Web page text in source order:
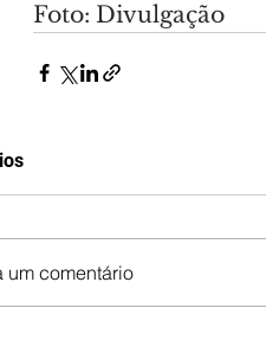
Foto: Divulgação
um comentário